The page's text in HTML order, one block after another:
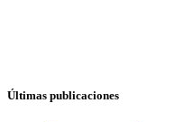
Últimas publicaciones